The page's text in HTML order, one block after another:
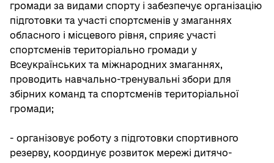
громади за видами спорту і забезпечує організацію
підготовки та участі спортсменів у змаганнях
обласного і місцевого рівня, сприяє участі
спортсменів територіально громади у
Всеукраїнських та міжнародних змаганнях,
проводить навчально-тренувальні збори для
збірних команд та спортсменів територіальної
громади;
- організовує роботу з підготовки спортивного
резерву, координує розвиток мережі дитячо-